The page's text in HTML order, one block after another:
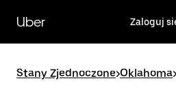
głównej
zawartości
Uber Zaloguj
Stany Zjednoczone>Oklahoma>